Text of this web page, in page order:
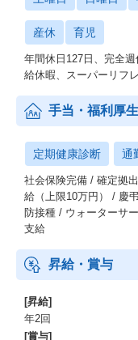
産休 育児
年間休日127日、完全
給休暇、スーパーリフ
手当・福利厚生
定期健康診断 通
社会保険完備 / 確定拠
給（上限10万円） / 慶
防接種 / ウォーターサ
支給
昇給・賞与
[昇給]
年2回
[賞与]